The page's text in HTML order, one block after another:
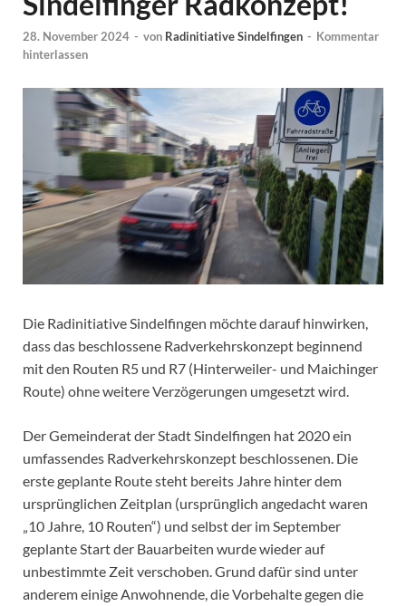
28. November 2024 - von Radinitiative Sindelfingen - Kommentar
hinterlassen
Die Radinitiative Sindelfingen möchte darauf hinwirken,
dass das beschlossene Radverkehrskonzept beginnend
mit den Routen R5 und R7 (Hinterweiler- und Maichinger
Route) ohne weitere Verzögerungen umgesetzt wird.
Der Gemeinderat der Stadt Sindelfingen hat 2020 ein
umfassendes Radverkehrskonzept beschlossenen. Die
erste geplante Route steht bereits Jahre hinter dem
ursprünglichen Zeitplan (ursprünglich angedacht waren
„10 Jahre, 10 Routen“) und selbst der im September
geplante Start der Bauarbeiten wurde wieder auf
unbestimmte Zeit verschoben. Grund dafür sind unter
anderem einige Anwohnende, die Vorbehalte gegen die